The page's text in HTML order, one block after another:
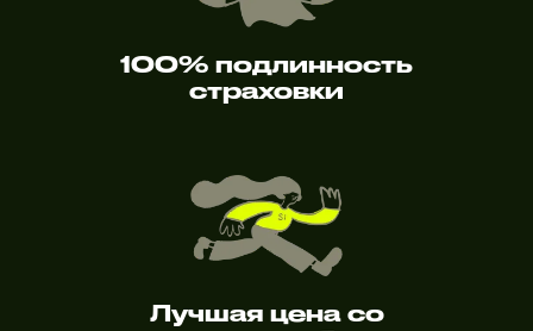
100% подлинность
страховки
Лучшая цена со